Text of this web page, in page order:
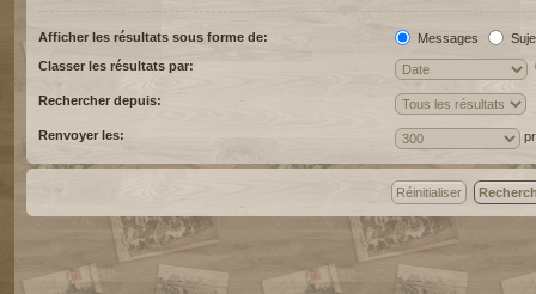
Afficher les résultats sous forme de: Messages
Classer les résultats par:
Rechercher depuis:
Renvoyer les: